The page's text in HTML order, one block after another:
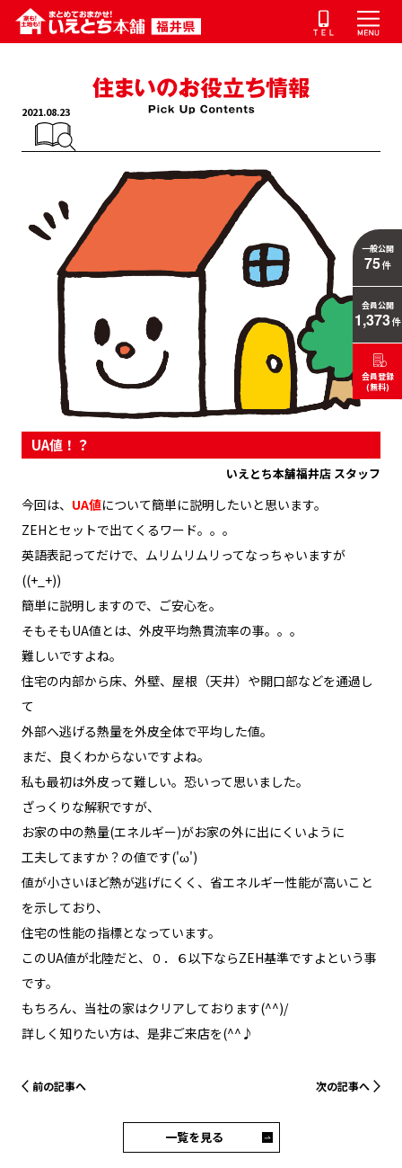
2021.08.23
UA値！？
いえとち本舗福井店 スタッフ
今回は、 UA値について簡単に説明したいと思います。
ZEHとセットで出てくるワード。。。
英語表記ってだけで、ムリムリムリってなっちゃいますが
((+_+))
簡単に説明しますので、ご安心を。
そもそもUA値とは、外皮平均熱貫流率の事。。。
難しいですよね。
住宅の内部から床、外壁、屋根（天井）や開口部などを通過し
て
外部へ逃げる熱量を外皮全体で平均した値。
まだ、良くわからないですよね。
私も最初は外皮って難しい。恐いって思いました。
ざっくりな解釈ですが、
お家の中の熱量(エネルギー)がお家の外に出にくいように
工夫してますか？の値です('ω')
値が小さいほど熱が逃げにくく、省エネルギー性能が高いこと
を示しており、
住宅の性能の指標となっています。
このUA値が北陸だと、０．６以下ならZEH基準ですよという事
です。
もちろん、当社の家はクリアしております(^^)/
詳しく知りたい方は、是非ご来店を(^^♪
前の記事へ
一覧を見る
次の記事へ
一般公開
75件
会員公開
1,373件
会員登録
(無料)